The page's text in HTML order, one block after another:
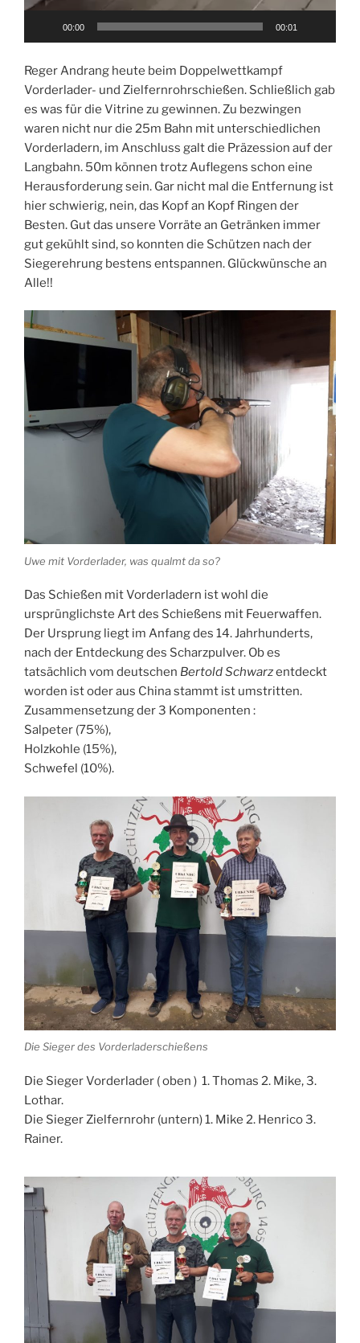
00:00 00:01
Reger Andrang heute beim Doppelwettkampf
Vorderlader- und Zielfernrohrschießen. Schließlich gab
es was für die Vitrine zu gewinnen. Zu bezwingen
waren nicht nur die 25m Bahn mit unterschiedlichen
Vorderladern, im Anschluss galt die Präzession auf der
Langbahn. 50m können trotz Auflegens schon eine
Herausforderung sein. Gar nicht mal die Entfernung ist
hier schwierig, nein, das Kopf an Kopf Ringen der
Besten. Gut das unsere Vorräte an Getränken immer
gut gekühlt sind, so konnten die Schützen nach der
Siegerehrung bestens entspannen. Glückwünsche an
Alle!!
Uwe mit Vorderlader, was qualmt da so?
Das Schießen mit Vorderladern ist wohl die
ursprünglichste Art des Schießens mit Feuerwaffen.
Der Ursprung liegt im Anfang des 14. Jahrhunderts,
nach der Entdeckung des Scharzpulver. Ob es
tatsächlich vom deutschen Bertold Schwarzentdeckt
worden ist oder aus China stammt ist umstritten.
Zusammensetzung der 3 Komponenten :
Salpeter (75%),
Holzkohle (15%),
Schwefel (10%).
Die Sieger des Vorderladerschießens
Die Sieger Vorderlader ( oben ) 1. Thomas 2. Mike, 3.
Lothar.
Die Sieger Zielfernrohr (untern) 1. Mike 2. Henrico 3.
Rainer.